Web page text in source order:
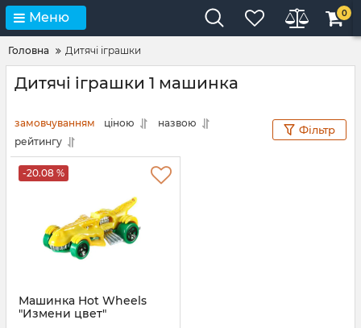
Меню 0
Головна Дитячі іграшки
Дитячі іграшки 1 машинка
замовчуванням ціною
назвою
рейтингу
Фільтр
-20.08 %
Машинка Hot Wheels
"Измени цвет"